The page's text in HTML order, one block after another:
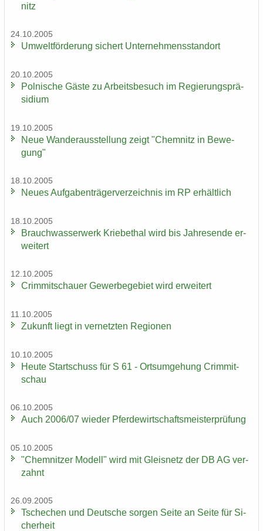
nitz
24.10.2005
Um­welt­för­de­rung si­chert Un­ter­neh­mens­stand­ort
20.10.2005
Pol­ni­sche Gäste zu Ar­beits­be­such im Re­gie­rungs­prä­
si­di­um
19.10.2005
Neue Wan­der­aus­stel­lung zeigt "Chem­nitz in Be­we­
gung"
18.10.2005
Neues Auf­ga­ben­trä­ger­ver­zeich­nis im RP er­hält­lich
18.10.2005
Brauch­was­ser­werk Krie­be­thal wird bis Jah­res­en­de er­
wei­tert
12.10.2005
Crim­mit­schau­er Ge­wer­be­ge­biet wird er­wei­tert
11.10.2005
Zu­kunft liegt in ver­netz­ten Re­gio­nen
10.10.2005
Heute Start­schuss für S 61 - Orts­um­ge­hung Crim­mit­
schau
06.10.2005
Auch 2006/07 wie­der Pfer­de­wirt­schafts­meis­ter­prü­fung
05.10.2005
"Chem­nit­zer Mo­dell" wird mit Gleis­netz der DB AG ver­
zahnt
26.09.2005
Tsche­chen und Deut­sche sor­gen Seite an Seite für Si­
cher­heit